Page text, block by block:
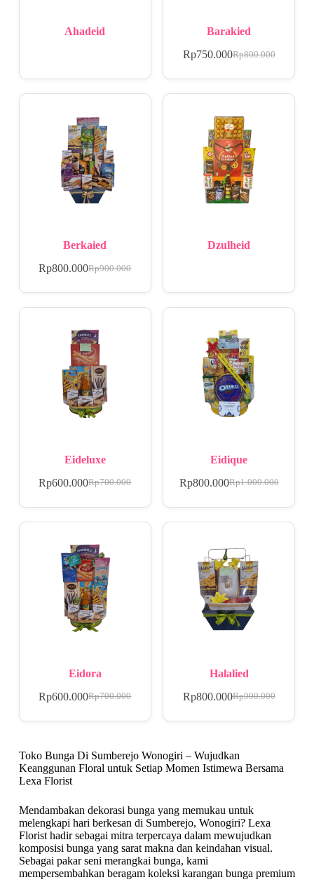
Ahadeid Barakied
Rp800.000
Rp750.000
Berkaied
Rp900.000
Rp800.000
Dzulheid
Eideluxe
Rp700.000
Rp600.000
Eidique
Rp1.000.000
Rp800.000
Eidora
Rp700.000
Rp600.000
Halalied
Rp900.000
Rp800.000
Toko Bunga Di Sumberejo Wonogiri – Wujudkan
Keanggunan Floral untuk Setiap Momen Istimewa Bersama
Lexa Florist
Mendambakan dekorasi bunga yang memukau untuk
melengkapi hari berkesan di Sumberejo, Wonogiri? Lexa
Florist hadir sebagai mitra terpercaya dalam mewujudkan
komposisi bunga yang sarat makna dan keindahan visual.
Sebagai pakar seni merangkai bunga, kami
mempersembahkan beragam koleksi karangan bunga premium